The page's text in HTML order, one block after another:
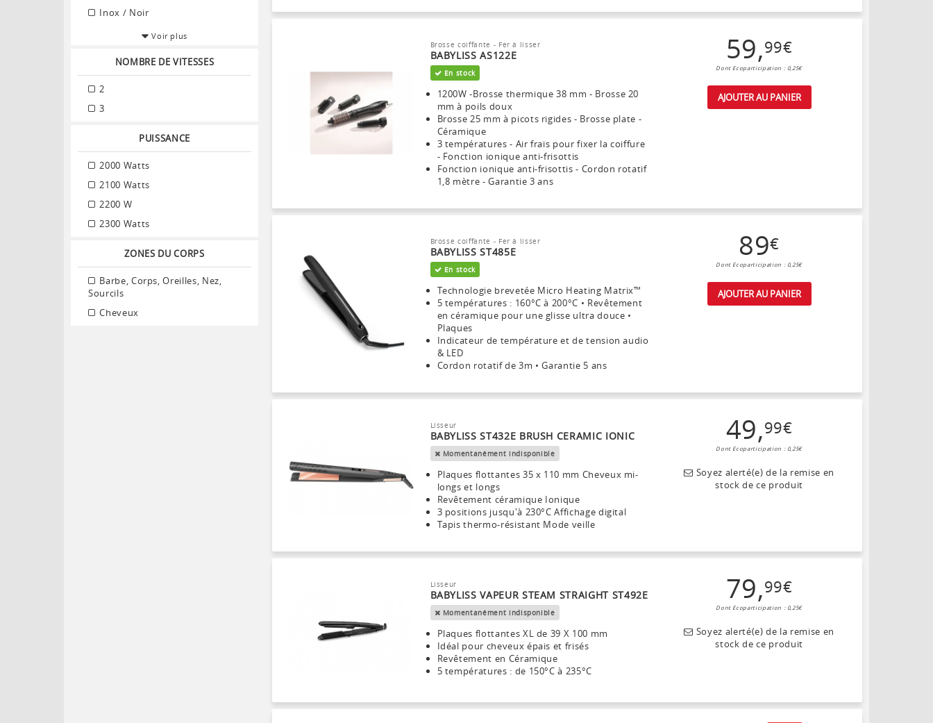
Inox / Noir
Voir plus
NOMBRE DE VITESSES
2
3
PUISSANCE
2000 Watts
2100 Watts
2200 W
2300 Watts
ZONES DU CORPS
Barbe, Corps, Oreilles, Nez,
Sourcils
Cheveux
Brosse coiffante - Fer à lisser
BABYLISS AS122E
En stock
1200W -Brosse thermique 38 mm - Brosse 20
mm à poils doux
Brosse 25 mm à picots rigides - Brosse plate -
Céramique
3 températures - Air frais pour fixer la coiffure
- Fonction ionique anti-frisottis
Fonction ionique anti-frisottis - Cordon rotatif
1,8 mètre - Garantie 3 ans
59,99€
Dont Ecoparticipation : 0,25€
AJOUTER AU PANIER
Brosse coiffante - Fer à lisser
BABYLISS ST485E
En stock
Technologie brevetée Micro Heating Matrix™
5 températures : 160°C à 200°C • Revêtement
en céramique pour une glisse ultra douce •
Plaques
Indicateur de température et de tension audio
& LED
Cordon rotatif de 3m • Garantie 5 ans
89€
Dont Ecoparticipation : 0,25€
AJOUTER AU PANIER
Lisseur
BABYLISS ST432E BRUSH CERAMIC IONIC
Momentanément indisponible
Plaques flottantes 35 x 110 mm Cheveux mi-
longs et longs
Revêtement céramique Ionique
3 positions jusqu'à 230°C Affichage digital
Tapis thermo-résistant Mode veille
49,99€
Dont Ecoparticipation : 0,25€
Soyez alerté(e) de la remise en
stock de ce produit
Lisseur
BABYLISS VAPEUR STEAM STRAIGHT ST492E
Momentanément indisponible
Plaques flottantes XL de 39 X 100 mm
Idéal pour cheveux épais et frisés
Revêtement en Céramique
5 températures : de 150°C à 235°C
79,99€
Dont Ecoparticipation : 0,25€
Soyez alerté(e) de la remise en
stock de ce produit